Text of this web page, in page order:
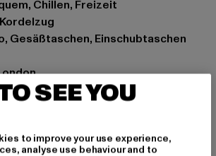
Chillen, Freizeit
Gesäßtaschen, Einschubtaschen
100% Baumwolle
SEE YOU
to improve your use experience,
analyse use behaviour and to